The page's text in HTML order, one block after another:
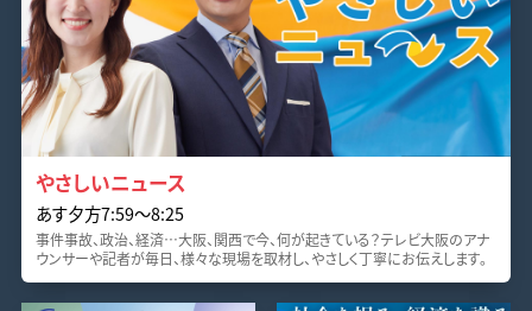
やさしいニュース
あす夕方7:59〜8:25
事件事故、政治、経済…大阪、関西で今、何が起きている？テレビ大阪のアナ
ウンサーや記者が毎日、様々な現場を取材し、やさしく丁寧にお伝えします。